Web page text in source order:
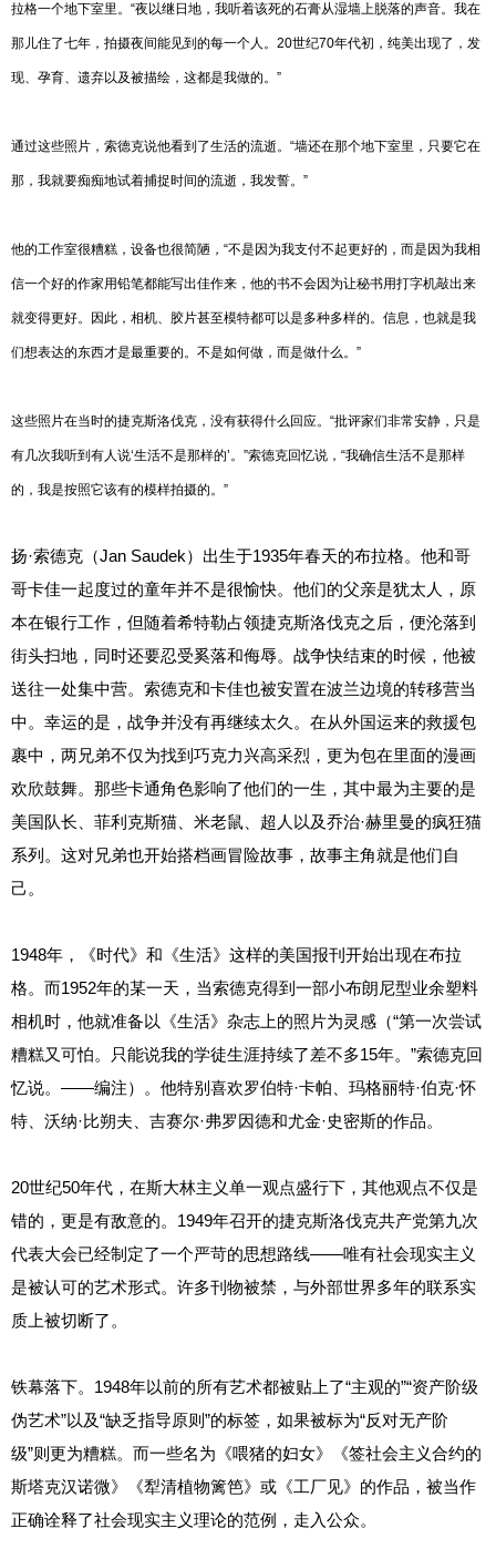
拉格一个地下室里。“夜以继日地，我听着该死的石膏从湿墙上脱落的声音。我在
那儿住了七年，拍摄夜间能见到的每一个人。20世纪70年代初，纯美出现了，发
现、孕育、遗弃以及被描绘，这都是我做的。”
通过这些照片，索德克说他看到了生活的流逝。“墙还在那个地下室里，只要它在
那，我就要痴痴地试着捕捉时间的流逝，我发誓。”
他的工作室很糟糕，设备也很简陋，“不是因为我支付不起更好的，而是因为我相
信一个好的作家用铅笔都能写出佳作来，他的书不会因为让秘书用打字机敲出来
就变得更好。因此，相机、胶片甚至模特都可以是多种多样的。信息，也就是我
们想表达的东西才是最重要的。不是如何做，而是做什么。”
这些照片在当时的捷克斯洛伐克，没有获得什么回应。“批评家们非常安静，只是
有几次我听到有人说‘生活不是那样的’。”索德克回忆说，“我确信生活不是那样
的，我是按照它该有的模样拍摄的。”
扬·索德克（Jan Saudek）出生于1935年春天的布拉格。他和哥
哥卡佳一起度过的童年并不是很愉快。他们的父亲是犹太人，原
本在银行工作，但随着希特勒占领捷克斯洛伐克之后，便沦落到
街头扫地，同时还要忍受奚落和侮辱。战争快结束的时候，他被
送往一处集中营。索德克和卡佳也被安置在波兰边境的转移营当
中。幸运的是，战争并没有再继续太久。在从外国运来的救援包
裹中，两兄弟不仅为找到巧克力兴高采烈，更为包在里面的漫画
欢欣鼓舞。那些卡通角色影响了他们的一生，其中最为主要的是
美国队长、菲利克斯猫、米老鼠、超人以及乔治·赫里曼的疯狂猫
系列。这对兄弟也开始搭档画冒险故事，故事主角就是他们自
己。
1948年，《时代》和《生活》这样的美国报刊开始出现在布拉
格。而1952年的某一天，当索德克得到一部小布朗尼型业余塑料
相机时，他就准备以《生活》杂志上的照片为灵感（“第一次尝试
糟糕又可怕。只能说我的学徒生涯持续了差不多15年。”索德克回
忆说。——编注）。他特别喜欢罗伯特·卡帕、玛格丽特·伯克·怀
特、沃纳·比朔夫、吉赛尔·弗罗因德和尤金·史密斯的作品。
20世纪50年代，在斯大林主义单一观点盛行下，其他观点不仅是
错的，更是有敌意的。1949年召开的捷克斯洛伐克共产党第九次
代表大会已经制定了一个严苛的思想路线——唯有社会现实主义
是被认可的艺术形式。许多刊物被禁，与外部世界多年的联系实
质上被切断了。
铁幕落下。1948年以前的所有艺术都被贴上了“主观的”“资产阶级
伪艺术”以及“缺乏指导原则”的标签，如果被标为“反对无产阶
级”则更为糟糕。而一些名为《喂猪的妇女》《签社会主义合约的
斯塔克汉诺微》《犁清植物篱笆》或《工厂见》的作品，被当作
正确诠释了社会现实主义理论的范例，走入公众。